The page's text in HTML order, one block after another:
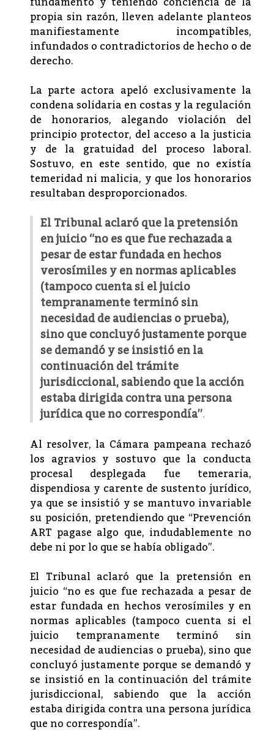
propia sin razón, lleven adelante planteos
manifiestamente incompatibles,
infundados o contradictorios de hecho o de
derecho.
La parte actora apeló exclusivamente la
condena solidaria en costas y la regulación
de honorarios, alegando violación del
principio protector, del acceso a la justicia
y de la gratuidad del proceso laboral.
Sostuvo, en este sentido, que no existía
temeridad ni malicia, y que los honorarios
resultaban desproporcionados.
El Tribunal aclaró que la pretensión
en juicio “no es que fue rechazada a
pesar de estar fundada en hechos
verosímiles y en normas aplicables
(tampoco cuenta si el juicio
tempranamente terminó sin
necesidad de audiencias o prueba),
sino que concluyó justamente porque
se demandó y se insistió en la
continuación del trámite
jurisdiccional, sabiendo que la acción
estaba dirigida contra una persona
jurídica que no correspondía”.
Al resolver, la Cámara pampeana rechazó
los agravios y sostuvo que la conducta
procesal desplegada fue temeraria,
dispendiosa y carente de sustento jurídico,
ya que se insistió y se mantuvo invariable
su posición, pretendiendo que “Prevención
ART pagase algo que, indudablemente no
debe ni por lo que se había obligado”.
El Tribunal aclaró que la pretensión en
juicio “no es que fue rechazada a pesar de
estar fundada en hechos verosímiles y en
normas aplicables (tampoco cuenta si el
juicio tempranamente terminó sin
necesidad de audiencias o prueba), sino que
concluyó justamente porque se demandó y
se insistió en la continuación del trámite
jurisdiccional, sabiendo que la acción
estaba dirigida contra una persona jurídica
que no correspondía”.